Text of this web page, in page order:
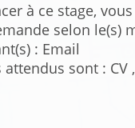
à ce stage,
selon le(s)
: Email
attendus sont : CV